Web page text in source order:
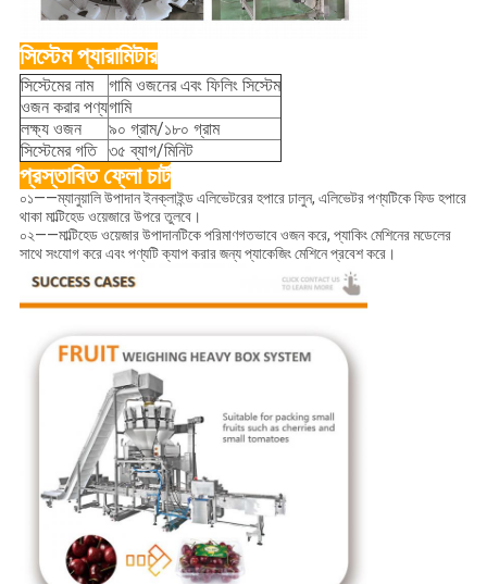
সিস্টেম প্যারামিটার
সিস্টেমের নাম
গামি ওজনের এবং ফিলিং সিস্টেম
ওজন করার পণ্যগামি
লক্ষ্য ওজন
৯০ গ্রাম/১৮০ গ্রাম
সিস্টেমের গতি ৩৫ ব্যাগ/মিনিট
প্রস্তাবিত ফ্লো চার্ট
০১——ম্যানুয়ালি উপাদান ইনক্লাইন্ড এলিভেটরের হপারে ঢালুন, এলিভেটর পণ্যটিকে ফিড হপারে
থাকা মাল্টিহেড ওয়েজারে উপরে তুলবে।
০২——মাল্টিহেড ওয়েজার উপাদানটিকে পরিমাণগতভাবে ওজন করে, প্যাকিং মেশিনের মডেলের
সাথে সংযোগ করে এবং পণ্যটি ক্যাপ করার জন্য প্যাকেজিং মেশিনে প্রবেশ করে।